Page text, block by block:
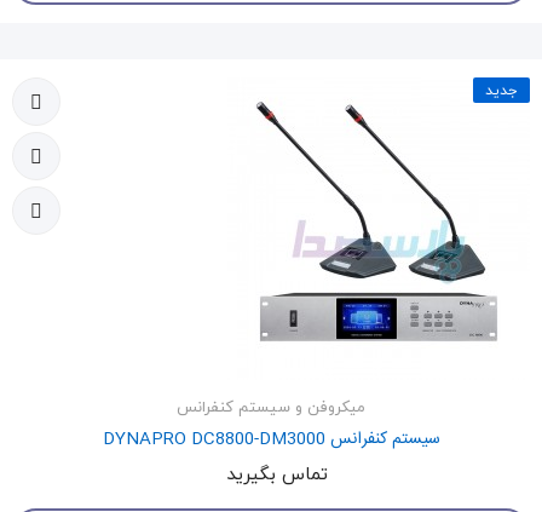
جدید
میکروفن و سیستم کنفرانس
سیستم کنفرانس DYNAPRO DC8800-DM3000
تماس بگیرید